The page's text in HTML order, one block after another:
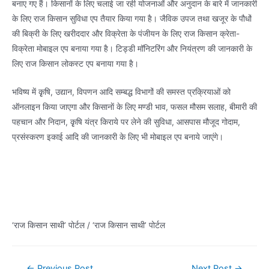
बनाए गए हैं। किसानाें के लिए चलाई जा रही योजनाओं और अनुदान के बारे में जानकारी
के लिए राज किसान सुविधा एप तैयार किया गया है। जैविक उपज तथा खजूर के पौधों
की बिक्री के लिए खरीददार और विक्रेता के पंजीयन के लिए राज किसान क्रेता-
विक्रेता मोबाइल एप बनाया गया है। टिड्डी मॉनिटरिंग और नियंत्रण की जानकारी के
लिए राज किसान लोकस्ट एप बनाया गया है।
भविष्य में कृृषि, उद्यान, विपणन आदि सम्बद्ध विभागों की समस्त प्रक्रियाओं को
ऑनलाइन किया जाएगा और किसानाें के लिए मण्डी भाव, फसल मौसम सलाह, बीमारी की
पहचान और निदान, कृृषि यंत्र किराये पर लेने की सुविधा, आसपास मौजूद गोदाम,
प्रसंस्करण इकाई आदि की जानकारी के लिए भी मोबाइल एप बनाये जाएंगे।
‘राज किसान साथी’ पोर्टल / ‘राज किसान साथी’ पोर्टल
Post